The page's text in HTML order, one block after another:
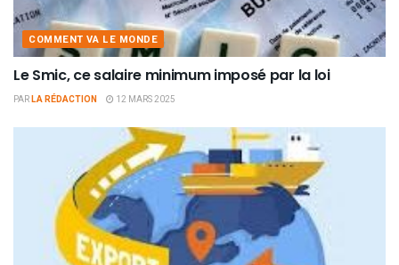
COMMENT VA LE MONDE
Le Smic, ce salaire minimum imposé par la loi
PARLA RÉDACTION 12 MARS 2025